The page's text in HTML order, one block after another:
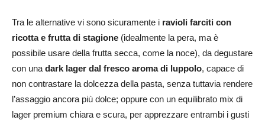
Tra le alternative vi sono sicuramente i ravioli farciti con
ricotta e frutta di stagione (idealmente la pera, ma è
possibile usare della frutta secca, come la noce), da degustare
con una dark lager dal fresco aroma di luppolo, capace di
non contrastare la dolcezza della pasta, senza tuttavia rendere
l’assaggio ancora più dolce; oppure con un equilibrato mix di
lager premium chiara e scura, per apprezzare entrambi i gusti